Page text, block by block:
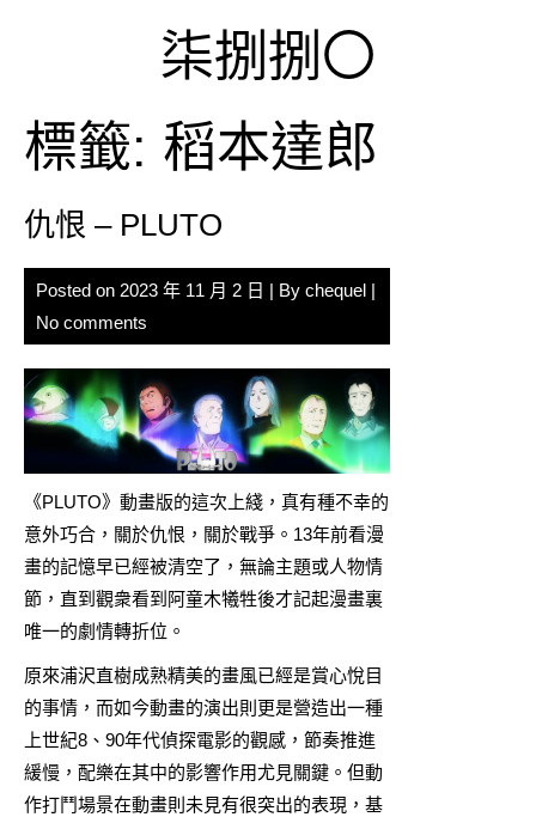
柒捌捌〇
標籤: 稻本達郎
仇恨 – PLUTO
Posted on 2023 年 11 月 2 日 | By chequel |
No comments
《PLUTO》動畫版的這次上綫，真有種不幸的
意外巧合，關於仇恨，關於戰爭。13年前看漫
畫的記憶早已經被清空了，無論主題或人物情
節，直到觀衆看到阿童木犧牲後才記起漫畫裏
唯一的劇情轉折位。
原來浦沢直樹成熟精美的畫風已經是賞心悅目
的事情，而如今動畫的演出則更是營造出一種
上世紀8、90年代偵探電影的觀感，節奏推進
緩慢，配樂在其中的影響作用尤見關鍵。但動
作打鬥場景在動畫則未見有很突出的表現，基